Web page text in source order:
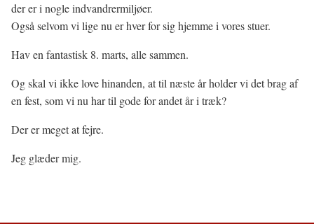
der er i nogle indvandrermiljøer.
Også selvom vi lige nu er hver for sig hjemme i vores stuer.
Hav en fantastisk 8. marts, alle sammen.
Og skal vi ikke love hinanden, at til næste år holder vi det brag af
en fest, som vi nu har til gode for andet år i træk?
Der er meget at fejre.
Jeg glæder mig.